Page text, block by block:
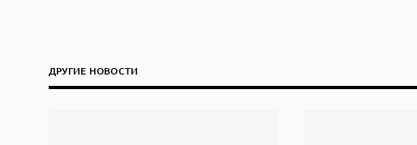
ДРУГИЕ НОВОСТИ